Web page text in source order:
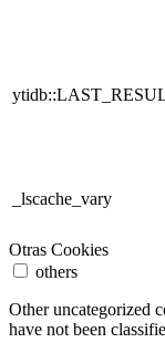
_lscache_vary
Otras Cookies
others
Other uncategorized
have not been